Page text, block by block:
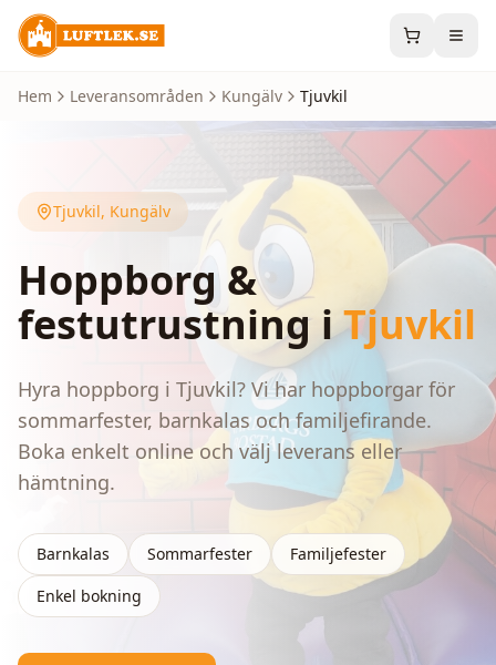
Hem Leveransområden Kungälv Tjuvkil
Tjuvkil, Kungälv
Hoppborg &
festutrustning iTjuvkil
Hyra hoppborg i Tjuvkil? Vi har hoppborgar för
sommarfester, barnkalas och familjefirande.
Boka enkelt online och välj leverans eller
hämtning.
Barnkalas Sommarfester
Familjefester
Enkel bokning